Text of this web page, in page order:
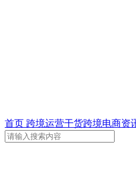
首页 跨境运营干货跨境电商资